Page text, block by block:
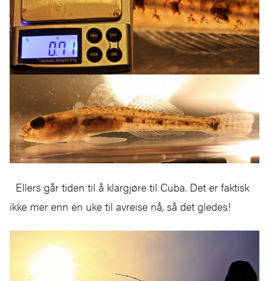
Ellers går tiden til å klargjøre til Cuba. Det er faktisk
ikke mer enn en uke til avreise nå, så det gledes!